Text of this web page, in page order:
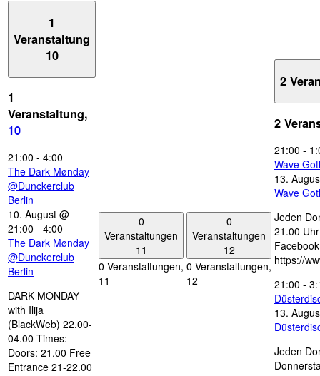
1
Veranstaltung
10
1
Veranstaltung,
10
21:00 - 4:00
The Dark Mønday
@Dunckerclub
Berlin
10. August @
21:00 - 4:00
The Dark Mønday
@Dunckerclub
Berlin
DARK MONDAY
with Ilija
(BlackWeb) 22.00-
04.00 Times:
Doors: 21.00 Free
Entrance 21-22.00
0
Veranstaltungen
11
0 Veranstaltungen,
11
0
Veranstaltungen
12
0 Veranstaltungen,
12
2
2
21:00 -
Wave
13.
Wave
Jeden
21.00
https://
21:00 -
13.
Jeden